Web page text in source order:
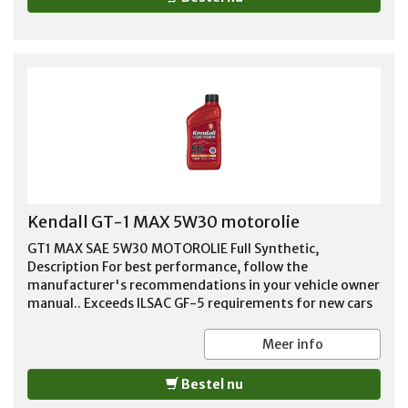
Kendall GT-1 MAX 5W30 motorolie
GT1 MAX SAE 5W30 MOTOROLIE Full Synthetic,
Description For best performance, follow the
manufacturer's recommendations in your vehicle owner
manual.. Exceeds ILSAC GF-5 requirements for new cars
extreme temperatures compared with conventional
engine oils. Exclusive Liquid Titanium protection
additive provides extra wear protection and improved
fuel economy. Formulated for use in vehicles operating
Meer info
Bestel nu